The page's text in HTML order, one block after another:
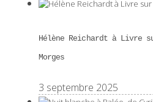
Hélène Reichardt à Livre
Morges
3 septembre 2025